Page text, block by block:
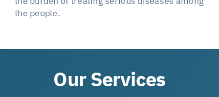
the people.
Our Services